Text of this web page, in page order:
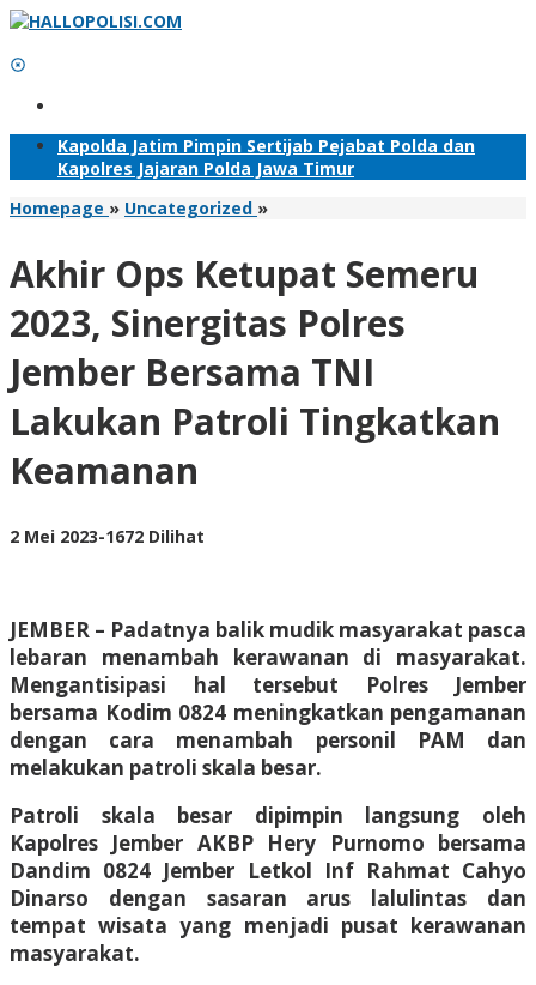
Lewati
konten
Kapolda Jatim Pimpin Sertijab Pejabat Polda dan
Kapolres Jajaran Polda Jawa Timur
Homepage » Uncategorized »Akhir
Semeru
2023,
Sinergitas
Polres
Jember
Bersama
TNI
Lakukan
Akhir Ops Ketupat Semeru
2023, Sinergitas Polres
Jember Bersama TNI
Lakukan Patroli Tingkatkan
Keamanan
2 Mei 2023oleh
-1672 Dilihat
JEMBER – Padatnya balik mudik masyarakat pasca
lebaran menambah kerawanan di masyarakat.
Mengantisipasi hal tersebut Polres Jember
bersama Kodim 0824 meningkatkan pengamanan
dengan cara menambah personil PAM dan
melakukan patroli skala besar.
Patroli skala besar dipimpin langsung oleh
Kapolres Jember AKBP Hery Purnomo bersama
Dandim 0824 Jember Letkol Inf Rahmat Cahyo
Dinarso dengan sasaran arus lalulintas dan
tempat wisata yang menjadi pusat kerawanan
masyarakat.